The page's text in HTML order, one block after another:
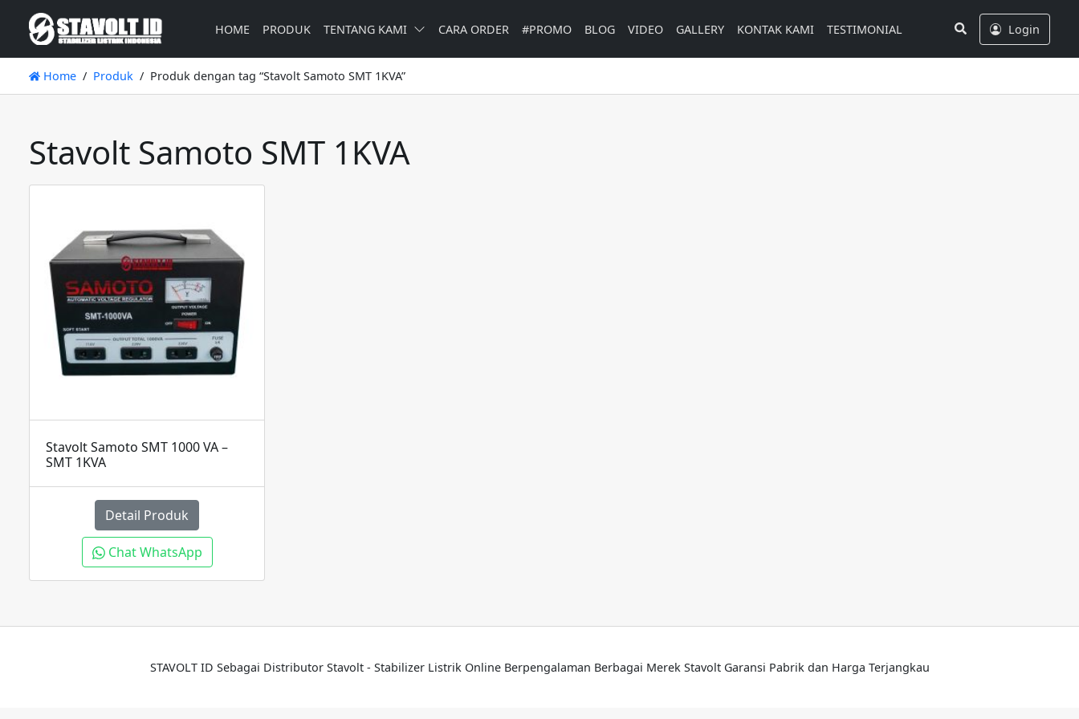
HOME PRODUK TENTANG KAMI CARA ORDER #PROMO BLOG VIDEO GALLERY KONTAK KAMI TESTIMONIAL Search Login
Home Produk Produk dengan tag “Stavolt Samoto SMT 1KVA”
Stavolt Samoto SMT 1KVA
Stavolt Samoto SMT 1000 VA –
SMT 1KVA
Detail Produk
Chat WhatsApp
STAVOLT ID Sebagai Distributor Stavolt - Stabilizer Listrik Online Berpengalaman Berbagai Merek Stavolt Garansi Pabrik dan Harga Terjangkau